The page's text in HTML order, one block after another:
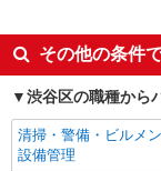
アルバイト パート
ケンタッキーフラ
同じ特徴から渋谷
未経験歓迎
大学生歓迎
英語が活かせる
その他の条件
渋谷区の職種から
清掃・警備・ビルメ
設備管理